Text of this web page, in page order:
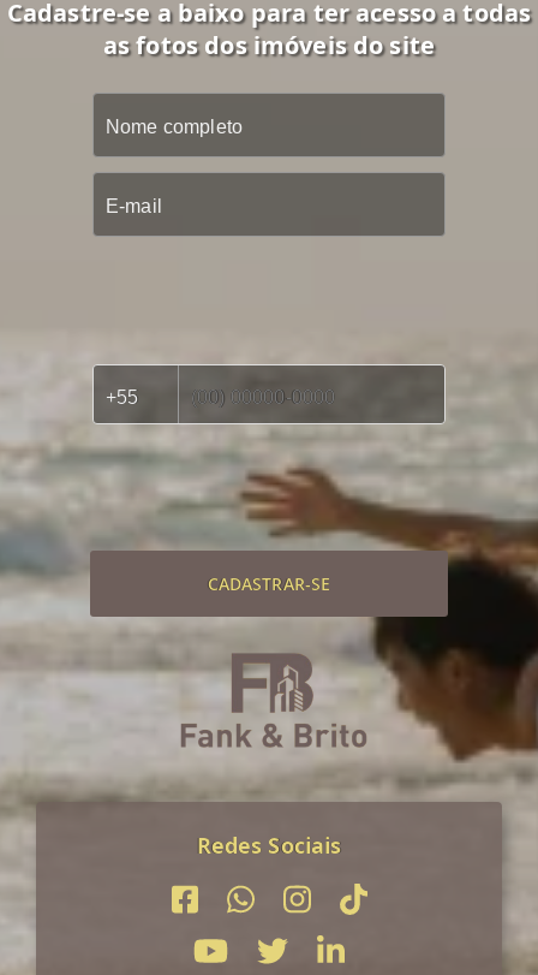
Cadastre-se a baixo para ter acesso a todas
as fotos dos imóveis do site
CADASTRAR-SE
Redes Sociais